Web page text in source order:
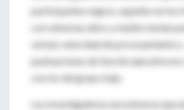
participantes negros, aquellos en los
con síntomas altos y medios tenían
verbal, velocidad de procesamiento y
puntuaciones de función ejecutiva en
con los del grupo bajo.
Los investigadores encontraron que